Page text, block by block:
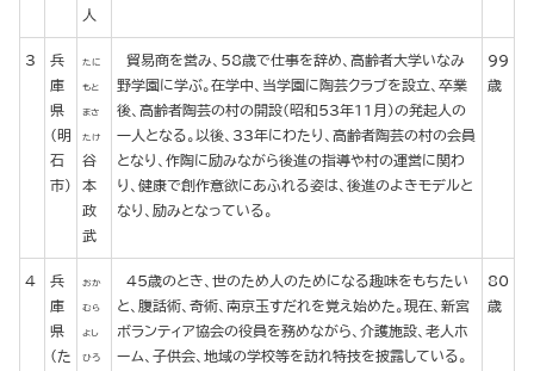
人
3
兵
庫
県
(明
石
市)
たに
もと
まさ
たけ
谷
本
政
武
貿易商を営み、58歳で仕事を辞め、高齢者大学いなみ
野学園に学ぶ。在学中、当学園に陶芸クラブを設立、卒業
後、高齢者陶芸の村の開設(昭和53年11月)の発起人の
一人となる。以後、33年にわたり、高齢者陶芸の村の会員
となり、作陶に励みながら後進の指導や村の運営に関わ
り、健康で創作意欲にあふれる姿は、後進のよきモデルと
なり、励みとなっている。
99
歳
4
兵
庫
県
(た
おか
むら
よし
ひろ
45歳のとき、世のため人のためになる趣味をもちたい
と、腹話術、奇術、南京玉すだれを覚え始めた。現在、新宮
ボランティア協会の役員を務めながら、介護施設、老人ホ
ーム、子供会、地域の学校等を訪れ特技を披露している。
80
歳